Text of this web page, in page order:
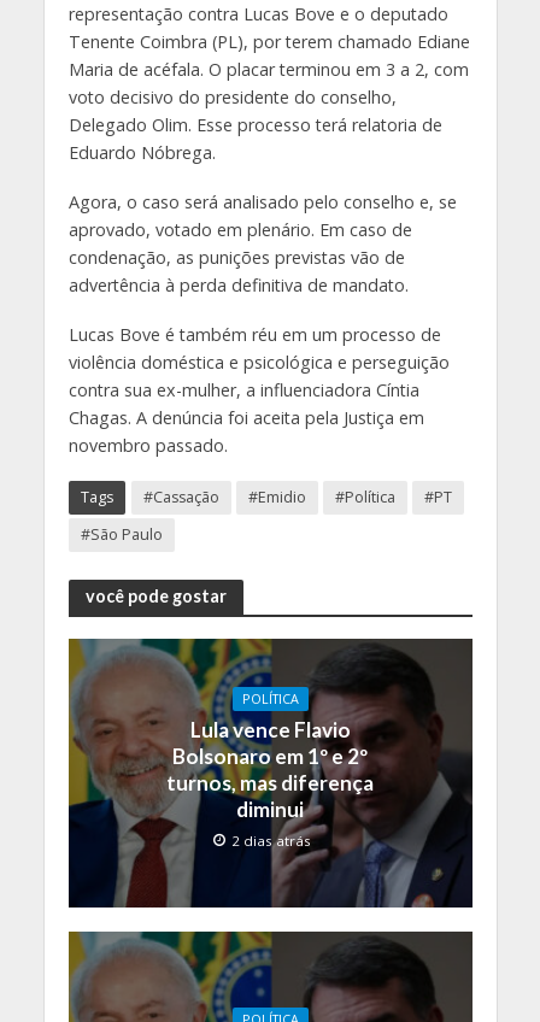
representação contra Lucas Bove e o deputado
Tenente Coimbra (PL), por terem chamado Ediane
Maria de acéfala. O placar terminou em 3 a 2, com
voto decisivo do presidente do conselho,
Delegado Olim. Esse processo terá relatoria de
Eduardo Nóbrega.
Agora, o caso será analisado pelo conselho e, se
aprovado, votado em plenário. Em caso de
condenação, as punições previstas vão de
advertência à perda definitiva de mandato.
Lucas Bove é também réu em um processo de
violência doméstica e psicológica e perseguição
contra sua ex-mulher, a influenciadora Cíntia
Chagas. A denúncia foi aceita pela Justiça em
novembro passado.
Tags #Cassação #Emidio #Política
#PT
#São Paulo
você pode gostar
POLÍTICA
Lula vence Flavio
Bolsonaro em 1º e 2º
turnos, mas diferença
diminui
2 dias atrás